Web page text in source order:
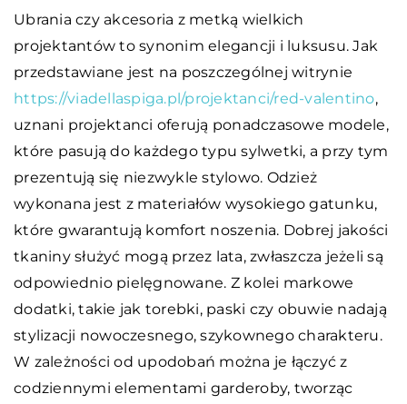
Ubrania czy akcesoria z metką wielkich
projektantów to synonim elegancji i luksusu. Jak
przedstawiane jest na poszczególnej witrynie
https://viadellaspiga.pl/projektanci/red-valentino,
uznani projektanci oferują ponadczasowe modele,
które pasują do każdego typu sylwetki, a przy tym
prezentują się niezwykle stylowo. Odzież
wykonana jest z materiałów wysokiego gatunku,
które gwarantują komfort noszenia. Dobrej jakości
tkaniny służyć mogą przez lata, zwłaszcza jeżeli są
odpowiednio pielęgnowane. Z kolei markowe
dodatki, takie jak torebki, paski czy obuwie nadają
stylizacji nowoczesnego, szykownego charakteru.
W zależności od upodobań można je łączyć z
codziennymi elementami garderoby, tworząc